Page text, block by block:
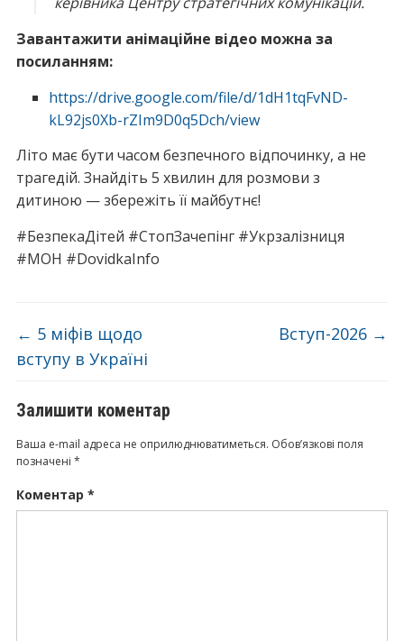
Завантажити анімаційне відео можна за
посиланням:
https://drive.google.com/file/d/1dH1tqFvND-
kL92js0Xb-rZIm9D0q5Dch/view
Літо має бути часом безпечного відпочинку, а не
трагедій. Знайдіть 5 хвилин для розмови з
дитиною — збережіть її майбутнє!
#БезпекаДітей #СтопЗачепінг #Укрзалізниця
#МОН #DovidkaInfo
← 5 міфів щодо
вступу в Україні
Вступ-2026 →
Залишити коментар
Ваша e-mail адреса не оприлюднюватиметься. Обов’язкові поля
позначені *
Коментар *